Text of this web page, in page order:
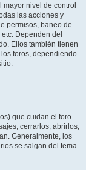
nivel de control
las acciones y
permisos, baneo de
Dependen del
Ellos también tienen
foros, dependiendo
que cuidan el foro
cerrarlos, abrirlos,
Generalmente, los
se salgan del tema